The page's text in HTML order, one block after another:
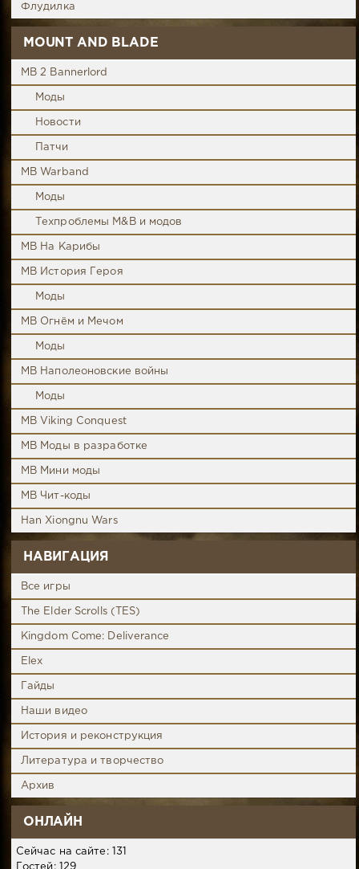
Флудилка
MOUNT AND BLADE
MB 2 Bannerlord
Моды
Новости
Патчи
MB Warband
Моды
Техпроблемы M&B и модов
MB На Карибы
MB История Героя
Моды
MB Огнём и Мечом
Моды
MB Наполеоновские войны
Моды
MB Viking Conquest
MB Моды в разработке
MB Мини моды
MB Чит-коды
Han Xiongnu Wars
НАВИГАЦИЯ
Все игры
The Elder Scrolls (TES)
Kingdom Come: Deliverance
Elex
Гайды
Наши видео
История и реконструкция
Литература и творчество
Архив
ОНЛАЙН
Сейчас на сайте: 131